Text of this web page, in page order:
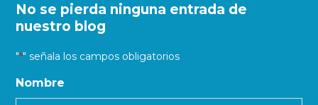
No se pierda ninguna entrada de
nuestro blog
"*" señala los campos obligatorios
Nombre